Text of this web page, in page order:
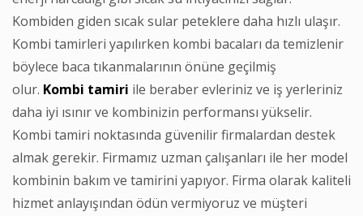
Kombiden giden sıcak sular peteklere daha hızlı ulaşır.
Kombi tamirleri yapılırken kombi bacaları da temizlenir
böylece baca tıkanmalarının önüne geçilmiş
olur. Kombi tamiri ile beraber evleriniz ve iş yerleriniz
daha iyi ısınır ve kombinizin performansı yükselir.
Kombi tamiri noktasında güvenilir firmalardan destek
almak gerekir. Firmamız uzman çalışanları ile her model
kombinin bakım ve tamirini yapıyor. Firma olarak kaliteli
hizmet anlayışından ödün vermiyoruz ve müşteri